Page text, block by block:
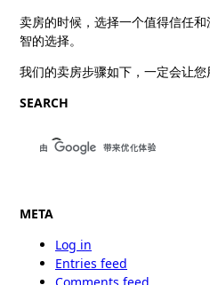
卖房的时候，选择一个值得信任
智的选择。
我们的卖房步骤如下，一定会让您
SEARCH
META
Log in
Entries feed
Comments feed